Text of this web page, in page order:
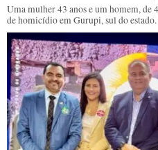
Uma mulher 43 anos e um homem, de
de homicídio em Gurupi, sul do estado.